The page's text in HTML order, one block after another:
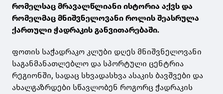
რომელსაც მრავალწლიანი ისტორია აქვს და
რომელმაც მნიშვნელოვანი როლის შეასრულა
ქართული ჭადრაკის განვითარებაში.
ფოთის საჭადრაკო კლუბი დღეს მნიშვნელოვანი
საგანმანათლებლო და სპორტული ცენტრია
რეგიონში, სადაც სხვადასხვა ასაკის ბავშვები და
ახალგაზრდები სწავლობენ როგორც ჭადრაკის